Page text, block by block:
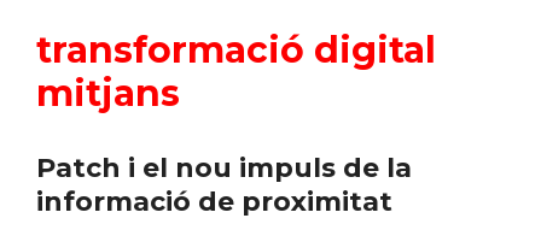
transformació digital
mitjans
Patch i el nou impuls de la
informació de proximitat